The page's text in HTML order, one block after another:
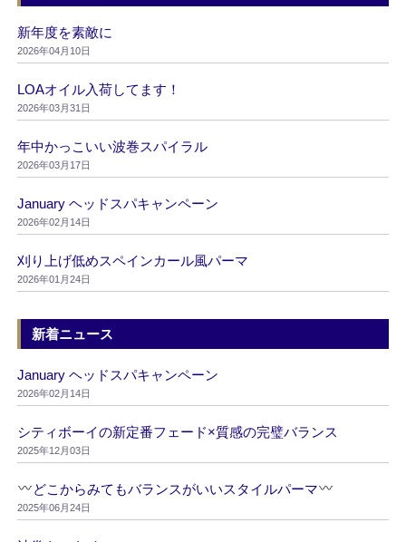
新年度を素敵に
2026年04月10日
LOAオイル入荷してます！
2026年03月31日
年中かっこいい波巻スパイラル
2026年03月17日
January ヘッドスパキャンペーン
2026年02月14日
刈り上げ低めスペインカール風パーマ
2026年01月24日
新着ニュース
January ヘッドスパキャンペーン
2026年02月14日
シティボーイの新定番フェード×質感の完璧バランス
2025年12月03日
どこからみてもバランスがいいスタイルパーマ
2025年06月24日